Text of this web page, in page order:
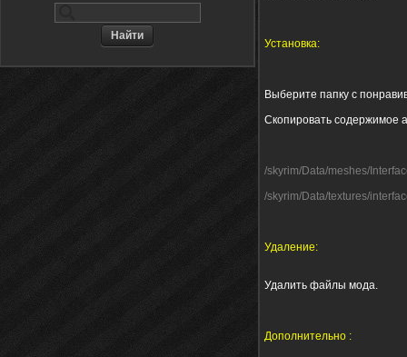
Установка:
Выберите папку с
Скопировать содержимое
/skyrim/Data/meshes/
/skyrim/Data/textures/
Удаление:
Удалить файлы мода.
Дополнительно :